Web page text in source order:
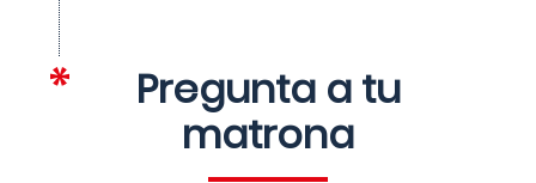
Pregunta a tu
matrona